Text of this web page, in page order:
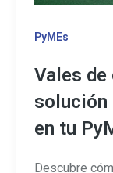
PyMEs
Vales
solución
en tu
Descubre